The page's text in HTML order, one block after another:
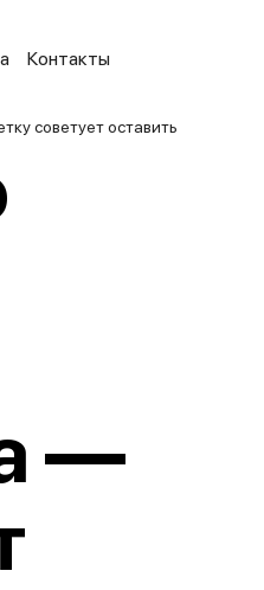
Контакты
советует оставить
—